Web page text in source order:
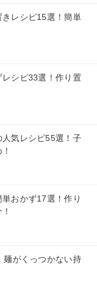
レシピ15選！簡単
シピ33選！作り置
気レシピ55選！子
おかず17選！作り
麺がくっつかない持